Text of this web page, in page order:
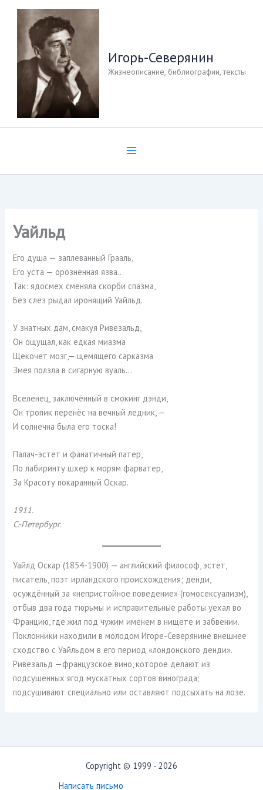
Перейти
содержимому
Игорь-Северянин
Жизнеописание, библиографии, тексты
Уайльд
Его душа — заплеванный Грааль,
Его уста — орозненная язва…
Так: ядосмех сменяла скорби спазма,
Без слез рыдал иронящий Уайльд.
У знатных дам, смакуя Ривезальд,
Он ощущал, как едкая миазма
Щекочет мозг,— щемящего сарказма
Змея ползла в сигарную вуаль…
Вселенец, заключённый в смокинг дэнди,
Он тропик перенёс на вечный ледник, —
И солнечна была его тоска!
Палач-эстет и фанатичный патер,
По лабиринту шхер к морям фарватер,
За Красоту покаранный Оскар.
1911.
С.-Петербург.
Уайлд Оскар (1854-1900) — английский философ, эстет,
писатель, поэт ирландского происхождения; денди,
осуждённый за «непристойное поведение» (гомосексуализм),
отбыв два года тюрьмы и исправительные работы уехал во
Францию, где жил под чужим именем в нищете и забвении.
Поклонники находили в молодом Игоре-Северянине внешнее
сходство с Уайльдом в его период «лондонского денди».
Ривезальд —французское вино, которое делают из
подсушенных ягод мускатных сортов винограда;
подсушивают специально или оставляют подсыхать на лозе.
Copyright © 1999 - 2026
Написать письмо